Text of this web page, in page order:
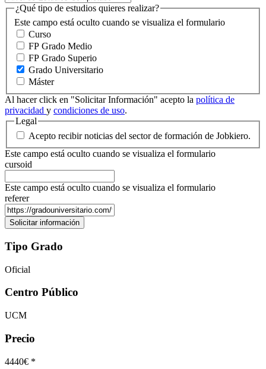
Este campo está oculto cuando se visualiza el formulario
¿Qué tipo de estudios quieres realizar?
Curso
FP Grado Medio
FP Grado Superio
Grado Universitario
Máster
Al hacer click en "Solicitar Información" acepto la política de
privacidad y condiciones de uso.
Legal
Acepto recibir noticias del sector de formación de Jobkiero.
Este campo está oculto cuando se visualiza el formulario
cursoid
Este campo está oculto cuando se visualiza el formulario
referer
Tipo Grado
Oficial
Centro Público
UCM
Precio
4440€ *